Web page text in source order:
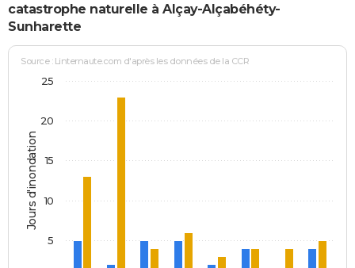
catastrophe naturelle à Alçay-Alçabéhéty-
Sunharette
Jours d'inondation
Source : Linternaute.com d'après les données de la CCR
5
10
15
20
25